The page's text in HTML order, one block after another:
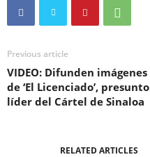
Previous article
VIDEO: Difunden imágenes
de ‘El Licenciado’, presunto
líder del Cártel de Sinaloa
RELATED ARTICLES